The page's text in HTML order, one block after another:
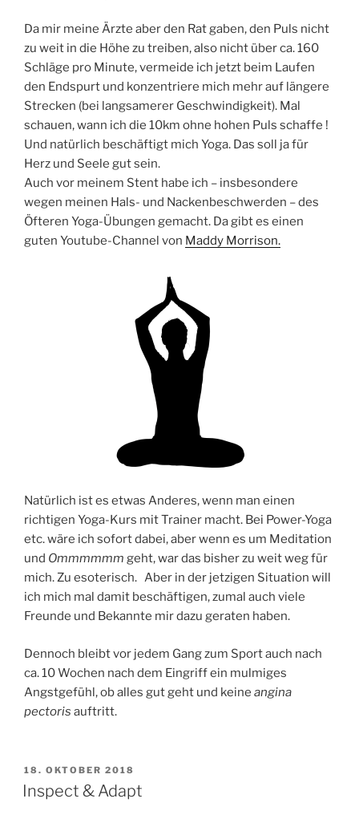
Da mir meine Ärzte aber den Rat gaben, den Puls nicht
zu weit in die Höhe zu treiben, also nicht über ca. 160
Schläge pro Minute, vermeide ich jetzt beim Laufen
den Endspurt und konzentriere mich mehr auf längere
Strecken (bei langsamerer Geschwindigkeit). Mal
schauen, wann ich die 10km ohne hohen Puls schaffe !
Und natürlich beschäftigt mich Yoga. Das soll ja für
Herz und Seele gut sein.
Auch vor meinem Stent habe ich – insbesondere
wegen meinen Hals- und Nackenbeschwerden – des
Öfteren Yoga-Übungen gemacht. Da gibt es einen
guten Youtube-Channel von Maddy Morrison.
Natürlich ist es etwas Anderes, wenn man einen
richtigen Yoga-Kurs mit Trainer macht. Bei Power-Yoga
etc. wäre ich sofort dabei, aber wenn es um Meditation
und Ommmmmm geht, war das bisher zu weit weg für
mich. Zu esoterisch. Aber in der jetzigen Situation will
ich mich mal damit beschäftigen, zumal auch viele
Freunde und Bekannte mir dazu geraten haben.
Dennoch bleibt vor jedem Gang zum Sport auch nach
ca. 10 Wochen nach dem Eingriff ein mulmiges
Angstgefühl, ob alles gut geht und keine angina
pectoris auftritt.
VERÖFFENTLICHT
AM
18. OKTOBER 2018
Inspect & Adapt